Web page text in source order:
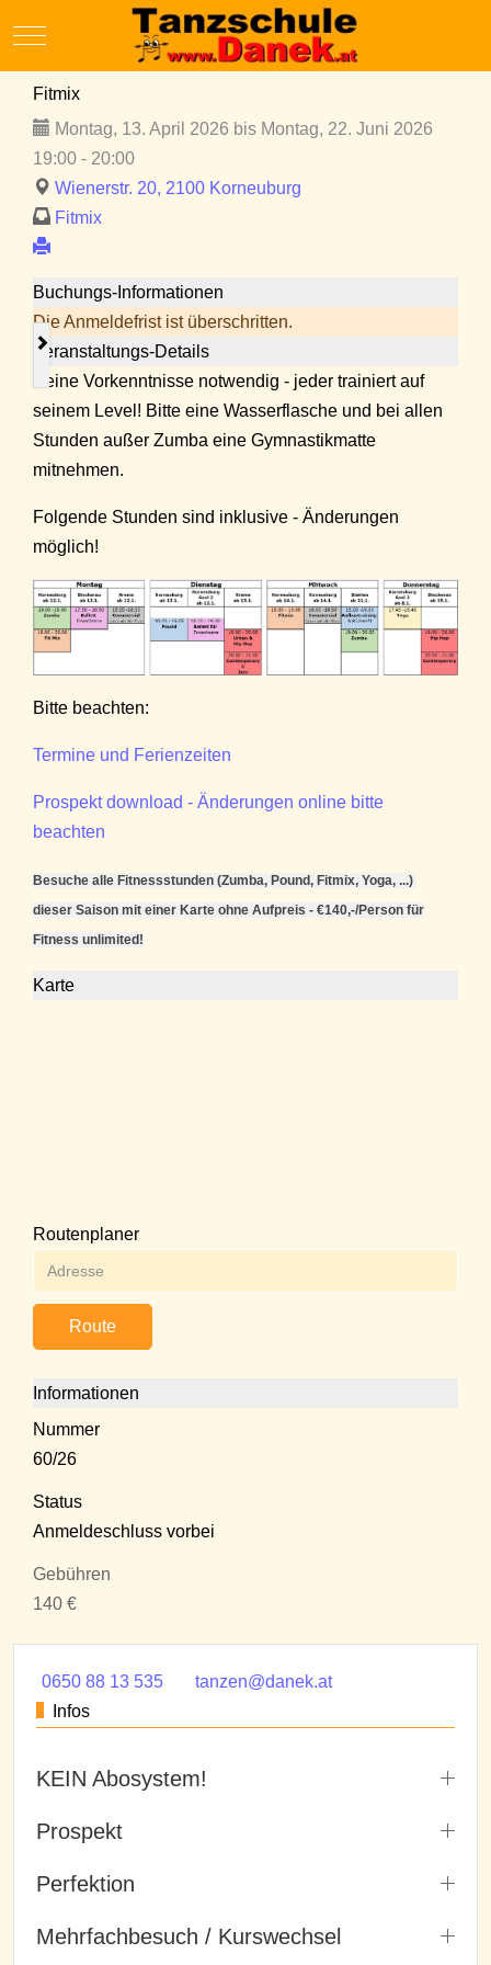
Mobile Menu Toggle
Fitmix
Montag, 13. April 2026 bis Montag, 22. Juni 2026
19:00 - 20:00
Wienerstr. 20, 2100 Korneuburg
Fitmix
Buchungs-Informationen
Die Anmeldefrist ist überschritten.
Veranstaltungs-Details
Keine Vorkenntnisse notwendig - jeder trainiert auf
seinem Level! Bitte eine Wasserflasche und bei allen
Stunden außer Zumba eine Gymnastikmatte
mitnehmen.
Folgende Stunden sind inklusive - Änderungen
möglich!
Bitte beachten:
Termine und Ferienzeiten
Prospekt download - Änderungen online bitte
beachten
Besuche alle Fitnessstunden (Zumba, Pound, Fitmix, Yoga, ...)
dieser Saison mit einer Karte ohne Aufpreis - €140,-/Person für
Fitness unlimited!
Karte
Routenplaner
Route
Informationen
Nummer
60/26
Status
Anmeldeschluss vorbei
Gebühren
140 €
0650 88 13 535
tanzen@danek.at
Infos
KEIN Abosystem!
Prospekt
Perfektion
Mehrfachbesuch / Kurswechsel